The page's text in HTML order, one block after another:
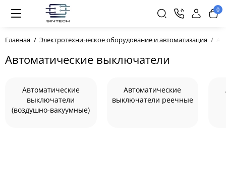
0
Главная Электротехническое оборудование и автоматизация
Автоматические выключатели
Автоматические
выключатели
(воздушно-вакуумные)
Автоматические
выключатели реечные